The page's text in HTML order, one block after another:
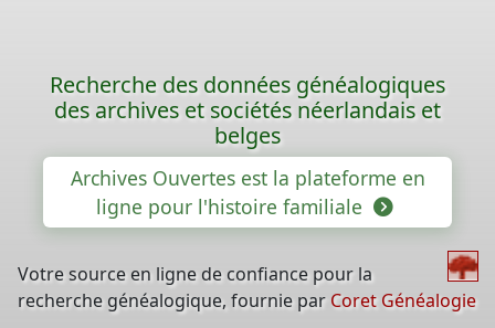
Recherche des données généalogiques
des archives et sociétés néerlandais et
belges
Archives Ouvertes est la plateforme en
ligne pour l'histoire familiale
Votre source en ligne de confiance pour la
recherche généalogique, fournie par Coret Généalogie